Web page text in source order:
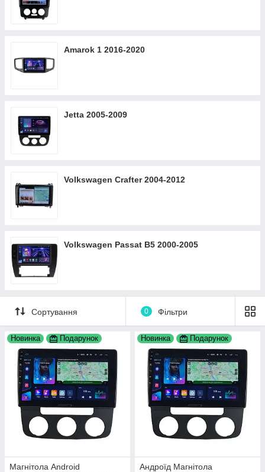
Amarok 1 2016-2020
Jetta 2005-2009
Volkswagen Crafter 2004-2012
Volkswagen Passat B5 2000-2005
Сортування 0 Фільтри
Новинка Подарунок
Магнітола Android
Новинка Подарунок
Андроїд Магнітола